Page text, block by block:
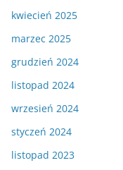
kwiecień 2025
marzec 2025
grudzień 2024
listopad 2024
wrzesień 2024
styczeń 2024
listopad 2023